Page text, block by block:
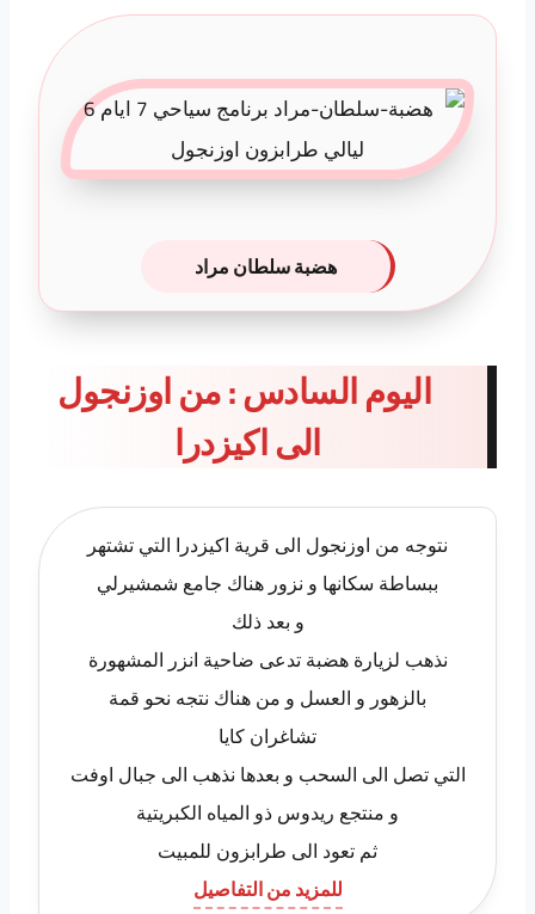
هضبة سلطان مراد
اليوم السادس : من اوزنجول
الى اكيزدرا
نتوجه من اوزنجول الى قرية اكيزدرا التي تشتهر
ببساطة سكانها و نزور هناك جامع شمشيرلي
و بعد ذلك
نذهب لزيارة هضبة تدعى ضاحية انزر المشهورة
بالزهور و العسل و من هناك نتجه نحو قمة
تشاغران كايا
التي تصل الى السحب و بعدها نذهب الى جبال اوفت
و منتجع ريدوس ذو المياه الكبريتية
ثم تعود الى طرابزون للمبيت
للمزيد من التفاصيل